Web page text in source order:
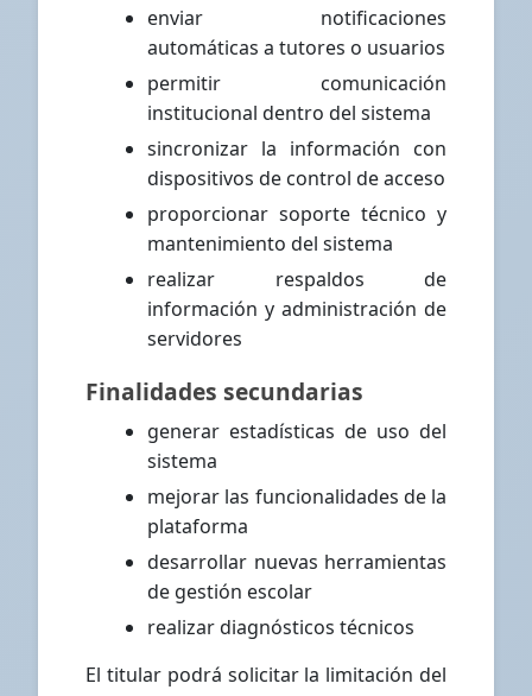
enviar notificaciones
automáticas a tutores o usuarios
permitir comunicación
institucional dentro del sistema
sincronizar la información con
dispositivos de control de acceso
proporcionar soporte técnico y
mantenimiento del sistema
realizar respaldos de
información y administración de
servidores
Finalidades secundarias
generar estadísticas de uso del
sistema
mejorar las funcionalidades de la
plataforma
desarrollar nuevas herramientas
de gestión escolar
realizar diagnósticos técnicos
El titular podrá solicitar la limitación del